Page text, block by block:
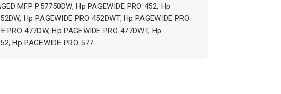
MFP P57750DW, Hp PAGEWIDE PRO 452, Hp
Hp PAGEWIDE PRO 452DWT, Hp PAGEWIDE PRO
PRO 477DW, Hp PAGEWIDE PRO 477DWT, Hp
Hp PAGEWIDE PRO 577